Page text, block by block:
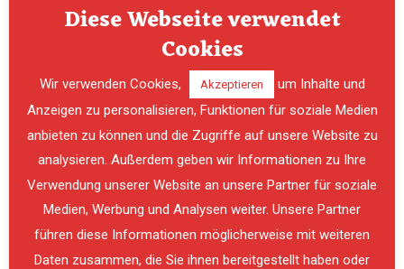
PREVIOUS
Diese Webseite verwendet
Cookies
Wir verwenden Cookies, Akzeptieren
um Inhalte und
Anzeigen zu personalisieren, Funktionen für soziale Medien
anbieten zu können und die Zugriffe auf unsere Website zu
analysieren. Außerdem geben wir Informationen zu Ihre
Verwendung unserer Website an unsere Partner für soziale
Medien, Werbung und Analysen weiter. Unsere Partner
führen diese Informationen möglicherweise mit weiteren
Daten zusammen, die Sie ihnen bereitgestellt haben oder